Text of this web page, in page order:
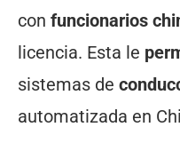
con funcionarios
licencia. Esta le
sistemas de
automatizada en